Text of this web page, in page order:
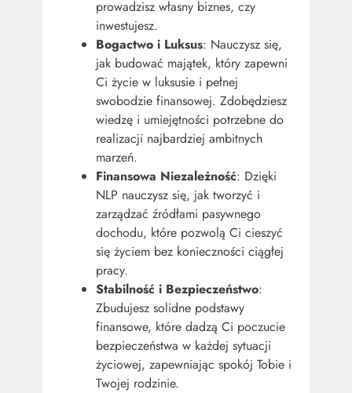
prowadzisz własny biznes, czy
inwestujesz.
Bogactwo i Luksus: Nauczysz się,
jak budować majątek, który zapewni
Ci życie w luksusie i pełnej
swobodzie finansowej. Zdobędziesz
wiedzę i umiejętności potrzebne do
realizacji najbardziej ambitnych
marzeń.
Finansowa Niezależność: Dzięki
NLP nauczysz się, jak tworzyć i
zarządzać źródłami pasywnego
dochodu, które pozwolą Ci cieszyć
się życiem bez konieczności ciągłej
pracy.
Stabilność i Bezpieczeństwo:
Zbudujesz solidne podstawy
finansowe, które dadzą Ci poczucie
bezpieczeństwa w każdej sytuacji
życiowej, zapewniając spokój Tobie i
Twojej rodzinie.